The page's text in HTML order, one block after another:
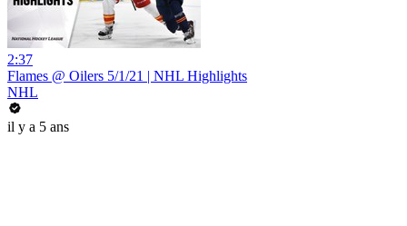
2:37
Flames @ Oilers 5/1/21 | NHL Highlights
NHL
il y a 5 ans